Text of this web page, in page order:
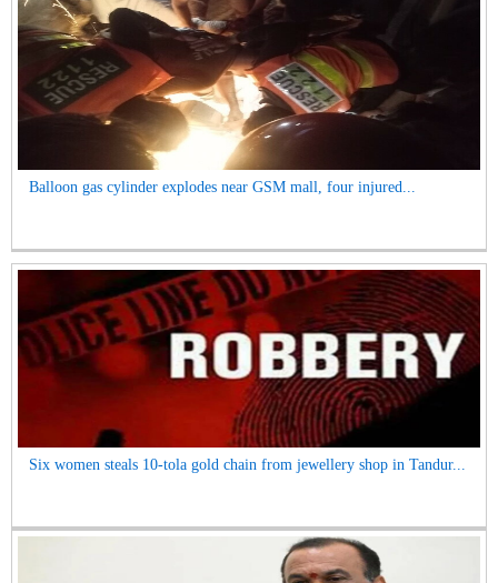
Balloon gas cylinder explodes near GSM mall, four injured...
Six women steals 10-tola gold chain from jewellery shop in Tandur...